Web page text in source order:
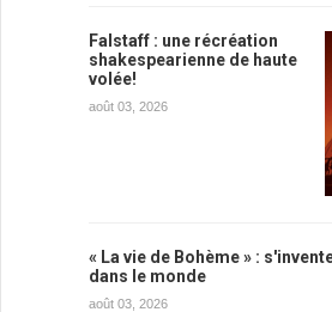
Falstaff : une récréation
shakespearienne de haute
volée!
août 03, 2026
« La vie de Bohème » :
dans le monde
août 03, 2026